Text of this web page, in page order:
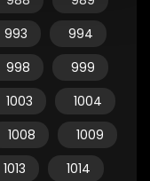
993
994
998
999
1003
1004
1008
1009
1013
1014